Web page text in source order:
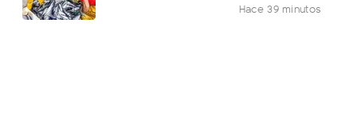
Hace 39 minutos